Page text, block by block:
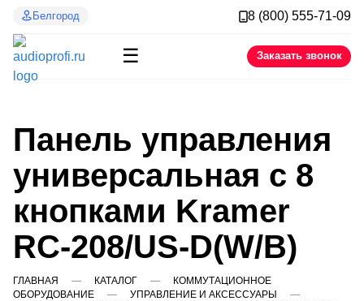
Белгород 8 (800) 555-71-09
☰ Заказать звонок
Панель управления
универсальная с 8
кнопками Kramer
RC-208/US-D(W/B)
ГЛАВНАЯ КАТАЛОГ
КОММУТАЦИОННОЕ
ОБОРУДОВАНИЕ
УПРАВЛЕНИЕ И АКСЕССУАРЫ